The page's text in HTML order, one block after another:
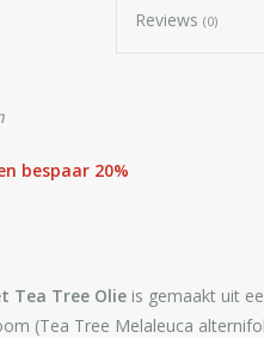
Reviews(0)
bespaar 20%
Tea Tree Olieis gemaakt uit
(Tea Tree Melaleuca